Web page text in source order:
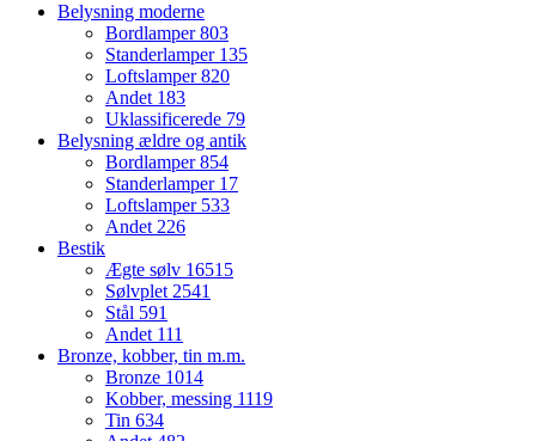
Belysning moderne
Bordlamper803
Standerlamper 135
Loftslamper820
Andet 183
Uklassificerede 79
Belysning ældre og antik
Bordlamper854
Standerlamper 17
Loftslamper 533
Andet 226
Bestik
Ægte sølv 16515
Sølvplet 2541
Stål 591
Andet 111
Bronze, kobber, tin m.m.
Bronze 1014
Kobber, messing 1119
Tin 634